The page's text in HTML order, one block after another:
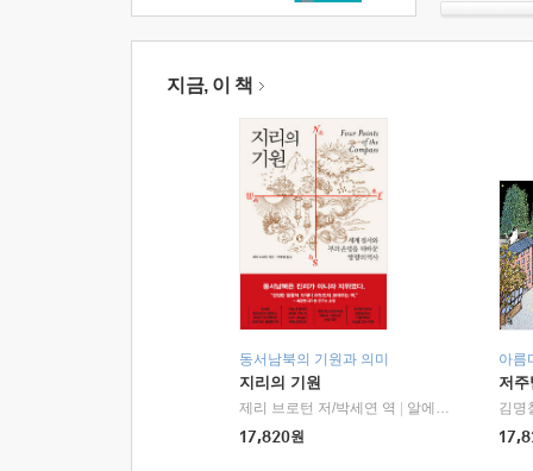
지금, 이 책
동서남북의 기원과 의미
지리의 기원
제리 브로턴 저/박세연 역
알에이치코리아(RHK)
17,820원
아름
저
김명